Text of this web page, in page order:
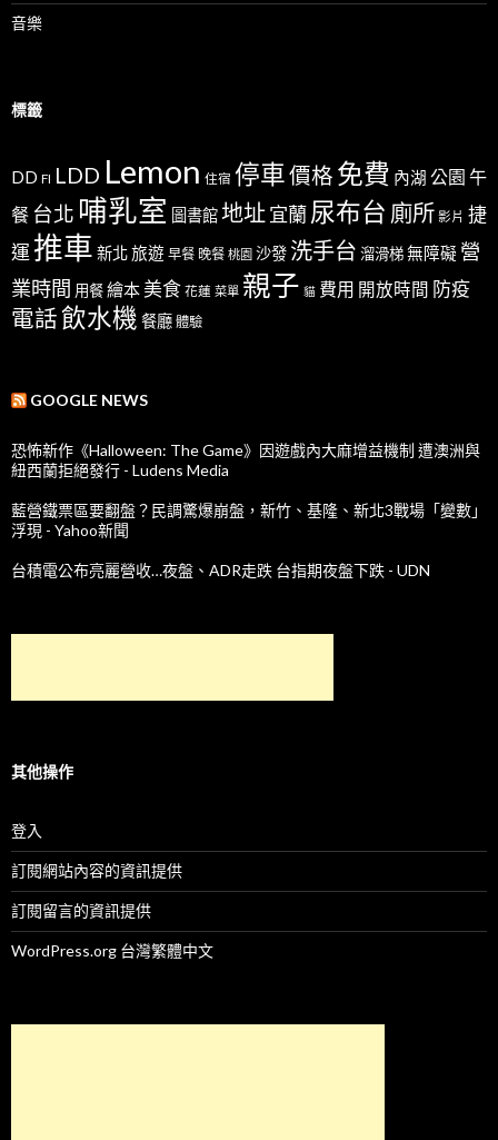
音樂
標籤
DD FI LDD Lemon 住宿 停車價格 免費 內湖 公園 午
餐 台北 哺乳室 圖書館地址宜蘭尿布台 廁所 影片 捷
運推車 新北旅遊 早餐 晚餐 桃園 沙發 洗手台 溜滑梯無障礙 營
業時間 用餐繪本 美食 花蓮 菜單 親子 貓 費用 開放時間 防疫
電話飲水機 餐廳 體驗
GOOGLE NEWS
恐怖新作《Halloween: The Game》因遊戲內大麻增益機制 遭澳洲與
紐西蘭拒絕發行 - Ludens Media
藍營鐵票區要翻盤？民調驚爆崩盤，新竹、基隆、新北3戰場「變數」
浮現 - Yahoo新聞
台積電公布亮麗營收…夜盤、ADR走跌 台指期夜盤下跌 - UDN
其他操作
登入
訂閱網站內容的資訊提供
訂閱留言的資訊提供
WordPress.org 台灣繁體中文